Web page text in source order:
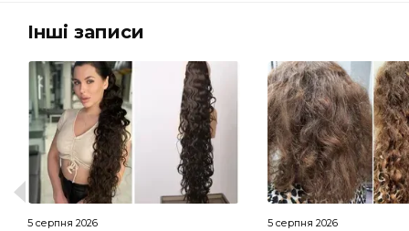
Інші записи
5 серпня 2026 5 серпня 2026